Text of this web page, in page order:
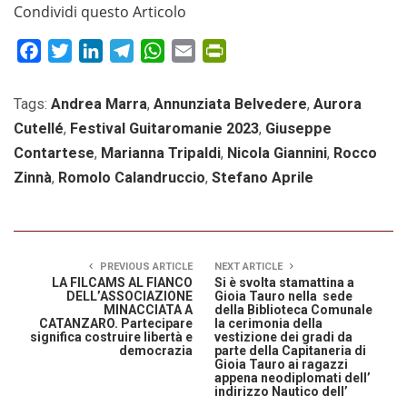
Condividi questo Articolo
FacebookTwitterLinkedInTelegramWhatsApp
Email
Tags: Andrea Marra, Annunziata Belvedere, Aurora
Cutellé, Festival Guitaromanie 2023, Giuseppe
Contartese, Marianna Tripaldi, Nicola Giannini, Rocco
Zinnà, Romolo Calandruccio, Stefano Aprile
PREVIOUS ARTICLE
LA FILCAMS AL FIANCO
DELL’ASSOCIAZIONE
MINACCIATA A
CATANZARO. Partecipare
significa costruire libertà e
democrazia
NEXT ARTICLE
Si è svolta stamattina a
Gioia Tauro nella sede
della Biblioteca Comunale
la cerimonia della
vestizione dei gradi da
parte della Capitaneria di
Gioia Tauro ai ragazzi
appena neodiplomati dell’
indirizzo Nautico dell’